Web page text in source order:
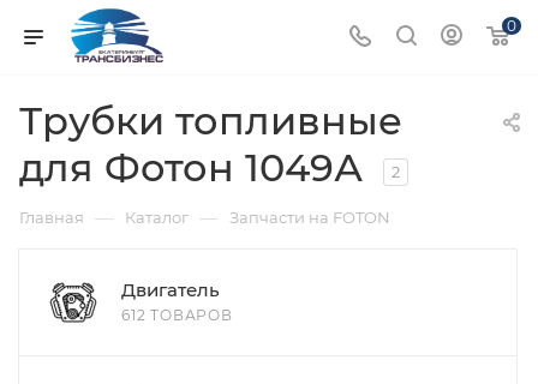
0
Трубки топливные
для Фотон 1049А
2
Главная — Каталог — Запчасти на FOTON
Двигатель
612 ТОВАРОВ